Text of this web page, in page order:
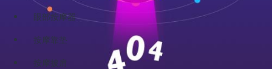
眼部按摩器
按摩靠垫
按摩披肩